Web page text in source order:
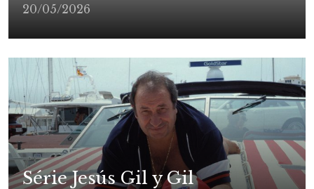
20/05/2026
Série Jesús Gil y Gil